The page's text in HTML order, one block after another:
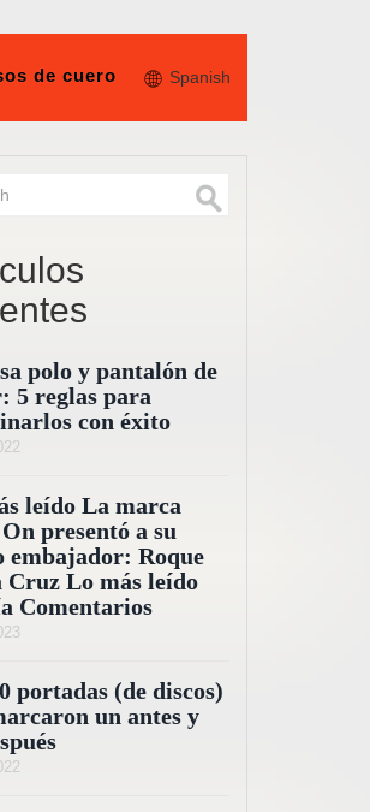
de cuero Spanish
polo y pantalón de
5 reglas para
con éxito
leído La marca
presentó a su
embajador: Roque
Cruz Lo más leído
Comentarios
portadas (de discos)
un antes y